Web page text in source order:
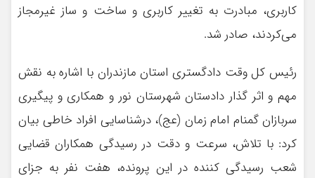
کاربری، مبادرت به تغییر کاربری و ساخت و ساز غیرمجاز
می‌کردند، صادر شد.
رئیس کل وقت دادگستری استان مازندران با اشاره به نقش
مهم و اثر گذار دادستان شهرستان نور و همکاری و پیگیری
سربازان گمنام امام زمان (عج)، درشناسایی افراد خاطی بیان
کرد: با تلاش، سرعت و دقت در رسیدگی همکاران قضایی
شعب رسیدگی کننده در این پرونده، هفت نفر به جزای